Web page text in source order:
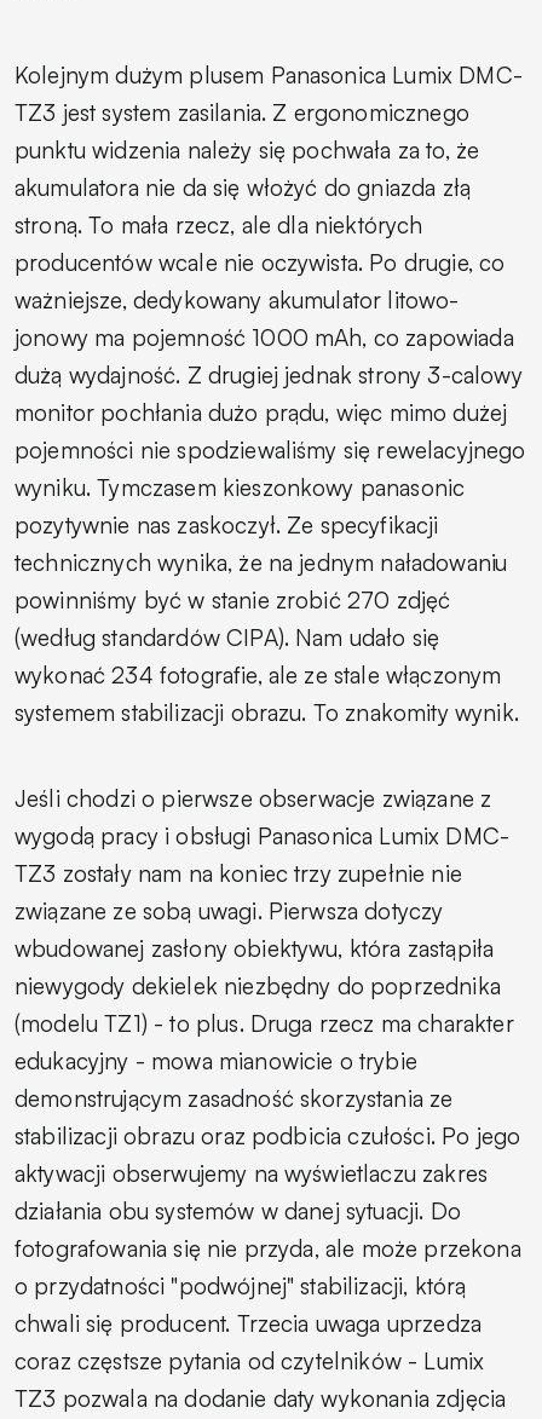
Kolejnym dużym plusem Panasonica Lumix DMC-
TZ3 jest system zasilania. Z ergonomicznego
punktu widzenia należy się pochwała za to, że
akumulatora nie da się włożyć do gniazda złą
stroną. To mała rzecz, ale dla niektórych
producentów wcale nie oczywista. Po drugie, co
ważniejsze, dedykowany akumulator litowo-
jonowy ma pojemność 1000 mAh, co zapowiada
dużą wydajność. Z drugiej jednak strony 3-calowy
monitor pochłania dużo prądu, więc mimo dużej
pojemności nie spodziewaliśmy się rewelacyjnego
wyniku. Tymczasem kieszonkowy panasonic
pozytywnie nas zaskoczył. Ze specyfikacji
technicznych wynika, że na jednym naładowaniu
powinniśmy być w stanie zrobić 270 zdjęć
(według standardów CIPA). Nam udało się
wykonać 234 fotografie, ale ze stale włączonym
systemem stabilizacji obrazu. To znakomity wynik.
Jeśli chodzi o pierwsze obserwacje związane z
wygodą pracy i obsługi Panasonica Lumix DMC-
TZ3 zostały nam na koniec trzy zupełnie nie
związane ze sobą uwagi. Pierwsza dotyczy
wbudowanej zasłony obiektywu, która zastąpiła
niewygody dekielek niezbędny do poprzednika
(modelu TZ1) - to plus. Druga rzecz ma charakter
edukacyjny - mowa mianowicie o trybie
demonstrującym zasadność skorzystania ze
stabilizacji obrazu oraz podbicia czułości. Po jego
aktywacji obserwujemy na wyświetlaczu zakres
działania obu systemów w danej sytuacji. Do
fotografowania się nie przyda, ale może przekona
o przydatności "podwójnej" stabilizacji, którą
chwali się producent. Trzecia uwaga uprzedza
coraz częstsze pytania od czytelników - Lumix
TZ3 pozwala na dodanie daty wykonania zdjęcia